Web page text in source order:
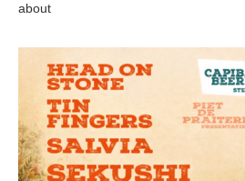
about